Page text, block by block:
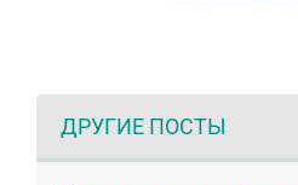
ДРУГИЕ ПОСТЫ